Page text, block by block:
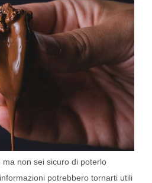
non sei sicuro di poterlo
potrebbero tornarti utili